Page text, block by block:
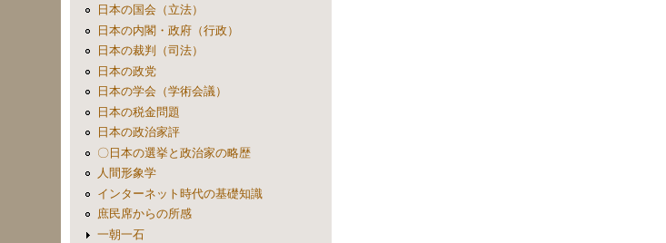
日本の国会（立法）
日本の内閣・政府（行政）
日本の裁判（司法）
日本の政党
日本の学会（学術会議）
日本の税金問題
日本の政治家評
〇日本の選挙と政治家の略歴
人間形象学
インターネット時代の基礎知識
庶民席からの所感
一朝一石